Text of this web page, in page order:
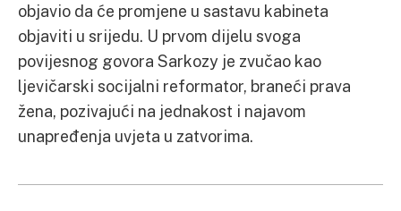
objavio da će promjene u sastavu kabineta
objaviti u srijedu. U prvom dijelu svoga
povijesnog govora Sarkozy je zvučao kao
ljevičarski socijalni reformator, braneći prava
žena, pozivajući na jednakost i najavom
unapređenja uvjeta u zatvorima.